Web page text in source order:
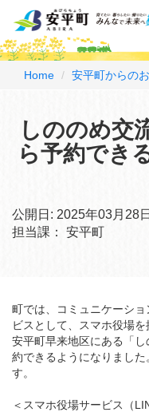
Home 安平町からの
しののめ交
ら予約でき
公開日: 2025年03月28日
担当課：
安平町
町では、コミュニケーシ
ビスとして、スマホ役場を
安平町早来地区にある「
約できるようになりまし
す。
＜スマホ役場サービス（